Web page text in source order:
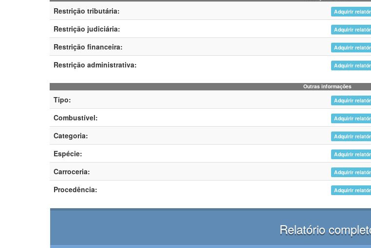
Restrição tributária: Adquirir
Restrição judiciária: Adquirir
Restrição financeira: Adquirir
Restrição administrativa: Adquirir
Outras informações
Tipo: Adquirir
Combustível: Adquirir
Categoria: Adquirir
Espécie: Adquirir
Carroceria: Adquirir
Procedência: Adquirir
Relatório